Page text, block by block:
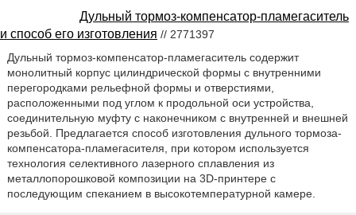
Дульный тормоз-компенсатор-пламегаситель
и способ его изготовления // 2771397
Дульный тормоз-компенсатор-пламегаситель содержит
монолитный корпус цилиндрической формы с внутренними
перегородками рельефной формы и отверстиями,
расположенными под углом к продольной оси устройства,
соединительную муфту с наконечником с внутренней и внешней
резьбой. Предлагается способ изготовления дульного тормоза-
компенсатора-пламегасителя, при котором используется
технология селективного лазерного сплавления из
металлопорошковой композиции на 3D-принтере с
последующим спеканием в высокотемпературной камере.